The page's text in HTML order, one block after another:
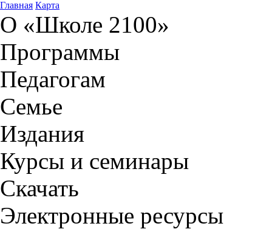
Главная Карта
О «Школе 2100»
Программы
Педагогам
Семье
Издания
Курсы и семинары
Скачать
Электронные ресурсы